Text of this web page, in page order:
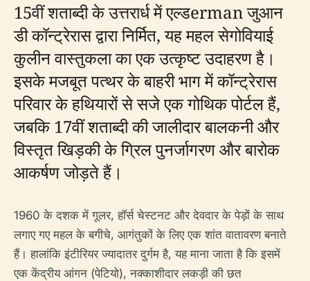
15वीं शताब्दी के उत्तरार्ध में एल्डerman जुआन
डी कॉन्ट्रेरास द्वारा निर्मित, यह महल सेगोवियाई
कुलीन वास्तुकला का एक उत्कृष्ट उदाहरण है।
इसके मजबूत पत्थर के बाहरी भाग में कॉन्ट्रेरास
परिवार के हथियारों से सजे एक गोथिक पोर्टल हैं,
जबकि 17वीं शताब्दी की जालीदार बालकनी और
विस्तृत खिड़की के ग्रिल पुनर्जागरण और बारोक
आकर्षण जोड़ते हैं।
1960 के दशक में गूलर, हॉर्स चेस्टनट और देवदार के पेड़ों के साथ
लगाए गए महल के बगीचे, आगंतुकों के लिए एक शांत वातावरण बनाते
हैं। हालांकि इंटीरियर ज्यादातर दुर्गम है, यह माना जाता है कि इसमें
एक केंद्रीय आंगन (पेटियो), नक्काशीदार लकड़ी की छत